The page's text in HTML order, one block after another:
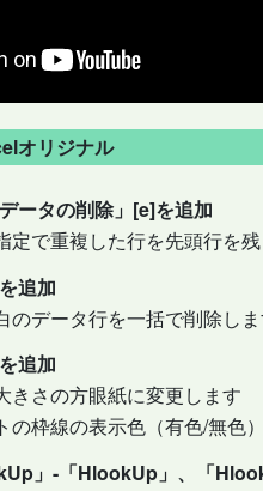
オリジナル
ータの削除」[e]を追加
定で重複した行を先頭行を
追加
のデータ行を一括で削除し
追加
きさの方眼紙に変更します
の枠線の表示色（有色/無色
」-「HlookUp」、「